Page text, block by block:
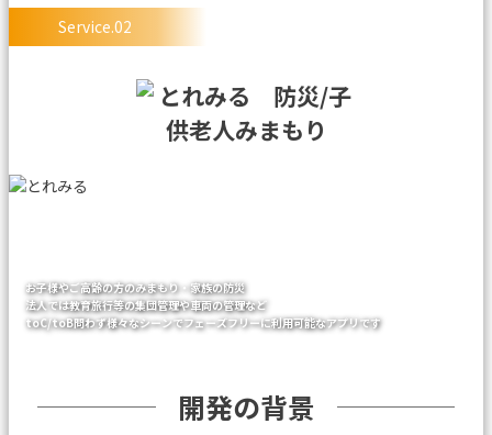
Service.02
お子様やご高齢の方のみまもり・家族の防災
法人では教育旅行等の集団管理や車両の管理など
toC/toB問わず様々なシーンでフェーズフリーに利用可能なアプリです
開発の背景